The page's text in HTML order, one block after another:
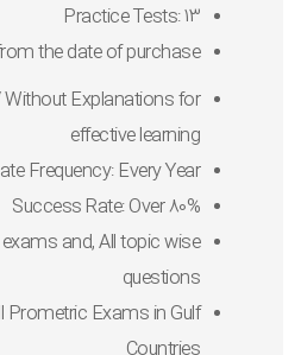
Practice Tests: 13
the date of purchase
Explanations for
effective learning
Frequency: Every Year
Success Rate: Over 80%
and, All topic wise
questions
Prometric Exams in Gulf